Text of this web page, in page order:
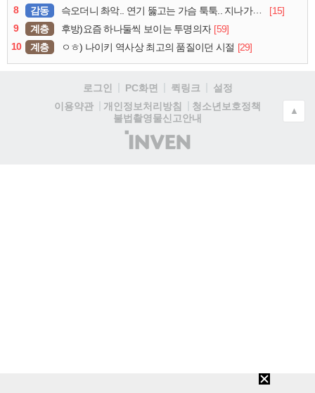
8
감동 슥오더니 촤악.. 연기 뚫고는 가슴 툭툭.. 지나가던 아재의 정체
[15]
9
계층 후방)요즘 하나둘씩 보이는 투명의자 [59]
10
계층 ㅇㅎ) 나이키 역사상 최고의 품질이던 시절 [29]
로그인 PC화면 퀵링크
설정
이용약관
개인정보처리방침
청소년보호정책
불법촬영물신고안내
(주)
인
▲